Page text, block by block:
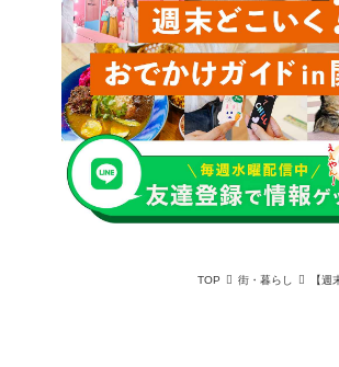
TOP 街・暮らし